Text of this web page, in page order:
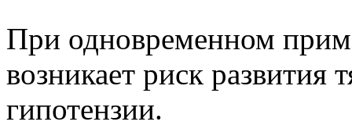
При одновременном
возникает риск развития
гипотензии.